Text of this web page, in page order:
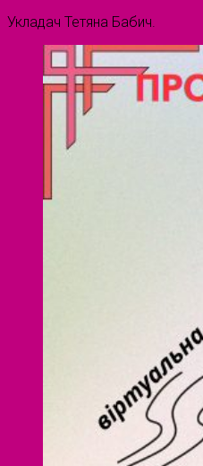
Укладач Тетяна Бабич.